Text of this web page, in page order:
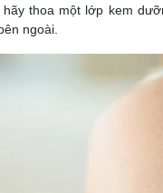
hãy thoa một lớp kem
ngoài.